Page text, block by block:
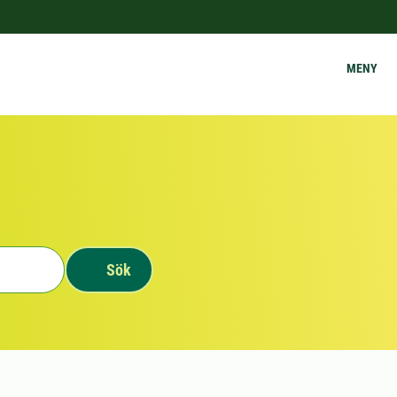
MENY
Sök